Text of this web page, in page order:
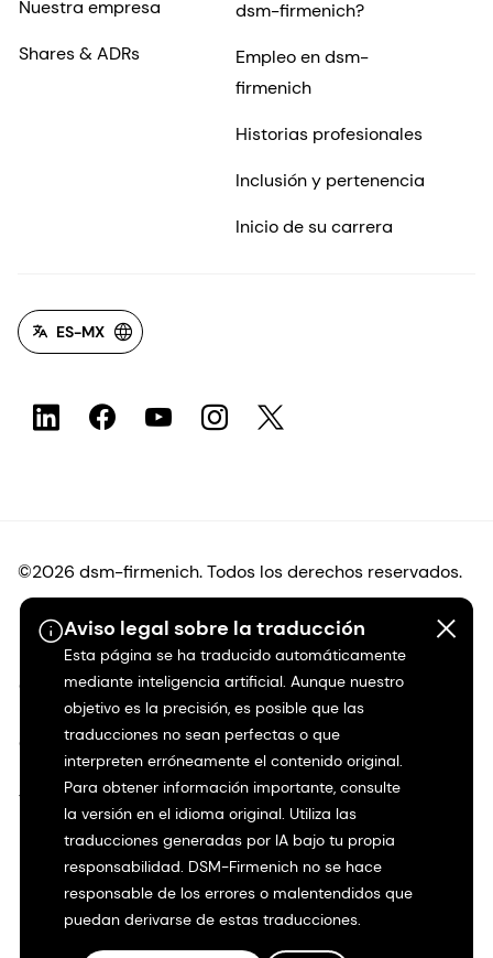
Aviso legal sobre la traducción
Esta página se ha traducido automáticamente
mediante inteligencia artificial. Aunque nuestro
objetivo es la precisión, es posible que las
traducciones no sean perfectas o que
interpreten erróneamente el contenido original.
Para obtener información importante, consulte
la versión en el idioma original. Utiliza las
traducciones generadas por IA bajo tu propia
responsabilidad. DSM-Firmenich no se hace
responsable de los errores o malentendidos que
puedan derivarse de estas traducciones.
Nuestra empresa
Shares & ADRs
dsm-firmenich?
Empleo en dsm-
firmenich
Historias profesionales
Inclusión y pertenencia
Inicio de su carrera
ES-MX
©2026 dsm-firmenich. Todos los derechos reservados.
Protección de datos
Condiciones de uso
Condiciones generales
Transparencia en California
Declaración de accesibilidad
Información jurídica